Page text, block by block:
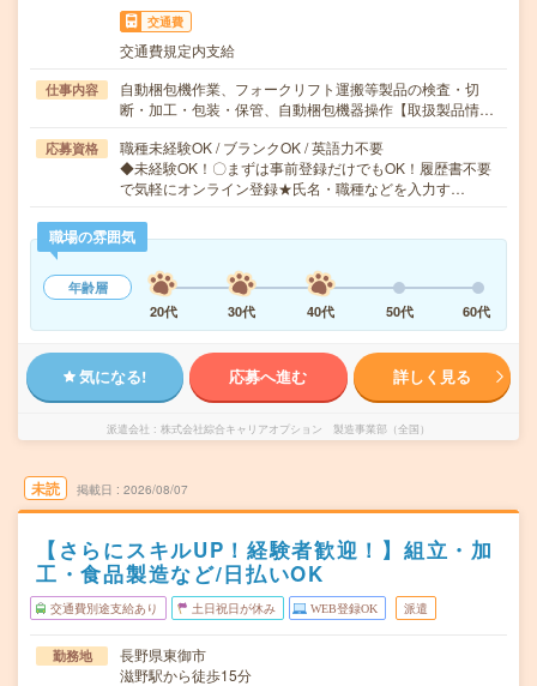
交通費
交通費規定内支給
仕事内容
自動梱包機作業、フォークリフト運搬等製品の検査・切
断・加工・包装・保管、自動梱包機器操作【取扱製品情…
応募資格
職種未経験OK / ブランクOK / 英語力不要
◆未経験OK！〇まずは事前登録だけでもOK！履歴書不要
で気軽にオンライン登録★氏名・職種などを入力す…
職場の雰囲気
年齢層
20代
30代 40代 50代 60代
気になる! 応募へ進む 詳しく見る
派遣会社 株式会社綜合キャリアオプション 製造事業部（全国）
未読 掲載日 2026/08/07
【さらにスキルUP！経験者歓迎！】組立・加
工・食品製造など/日払いOK
交通費別途支給あり 土日祝日が休み WEB登録OK 派遣
勤務地
長野県東御市
滋野駅から徒歩15分